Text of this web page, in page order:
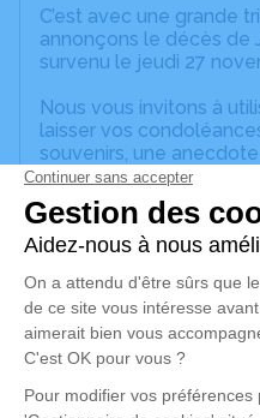
C’est avec une grande
annonçons le décès de
survenu le jeudi 27
Nous vous invitons à
laisser vos
souvenirs, une
à travers des poèmes
est un lieu d'expression
mémoire de Joël
Un service de
disponible ici.